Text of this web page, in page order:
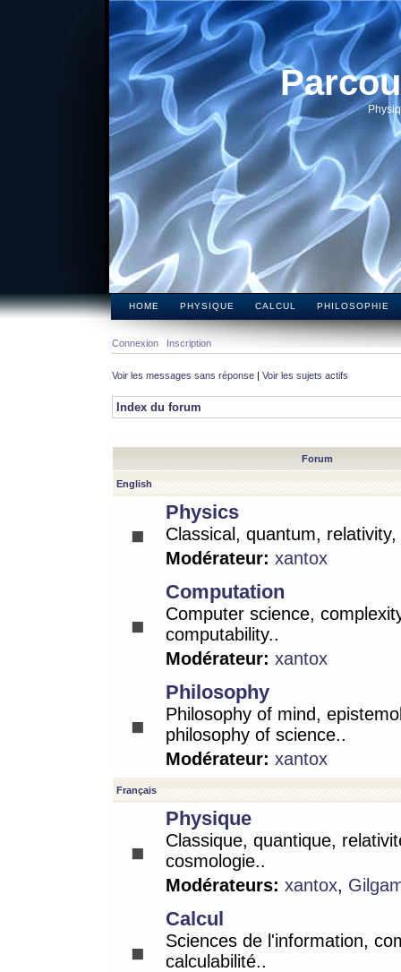
HOME PHYSIQUE CALCUL PHILOSOPHIE
Connexion Inscription
Voir les messages sans réponse | Voir les sujets actifs
Index du forum
Forum
English
Physics
Classical, quantum,
Modérateur: xantox
Computation
Computer science,
computability..
Modérateur: xantox
Philosophy
Philosophy of mind,
philosophy of science..
Modérateur: xantox
Français
Physique
Classique, quantique,
cosmologie..
Modérateurs: xantox,
Calcul
Sciences de l'information,
calculabilité..